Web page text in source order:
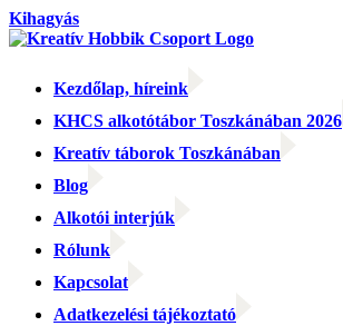
Kihagyás
Kezdőlap, híreink
KHCS alkotótábor Toszkánában 2026
Kreatív táborok Toszkánában
Blog
Alkotói interjúk
Rólunk
Kapcsolat
Adatkezelési tájékoztató